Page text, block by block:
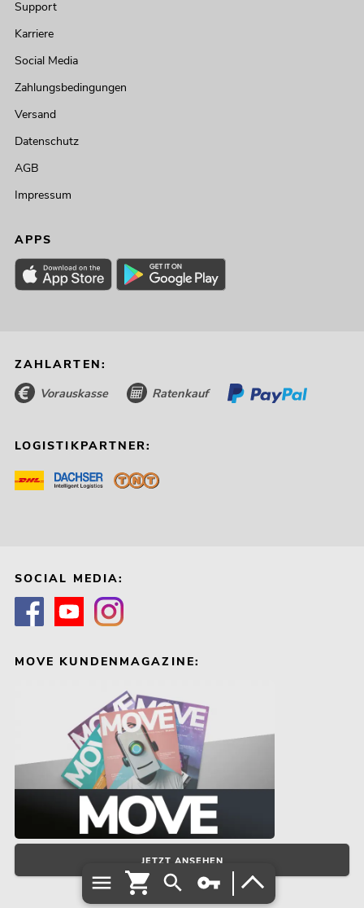
Support
Karriere
Social Media
Zahlungsbedingungen
Versand
Datenschutz
AGB
Impressum
APPS
ZAHLARTEN:
Vorauskasse Ratenkauf
LOGISTIKPARTNER:
SOCIAL MEDIA:
MOVE KUNDENMAGAZINE:
JETZT ANSEHEN